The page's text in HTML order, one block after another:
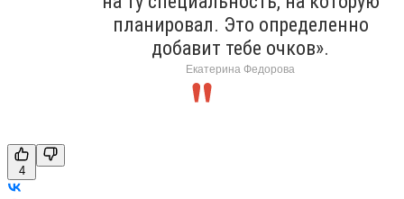
планировал. Это определенно
добавит тебе очков».
Екатерина Федорова
4